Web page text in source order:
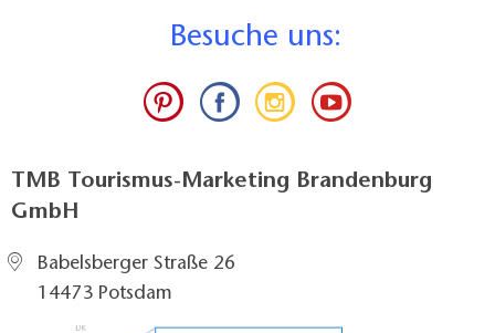
Besuche uns:
TMB Tourismus-Marketing Brandenburg
GmbH
Babelsberger Straße 26
14473 Potsdam